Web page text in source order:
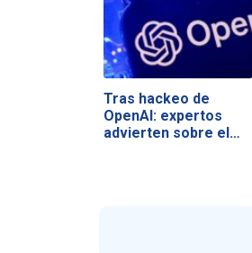
Tras hackeo de
OpenAI: expertos
advierten sobre el…